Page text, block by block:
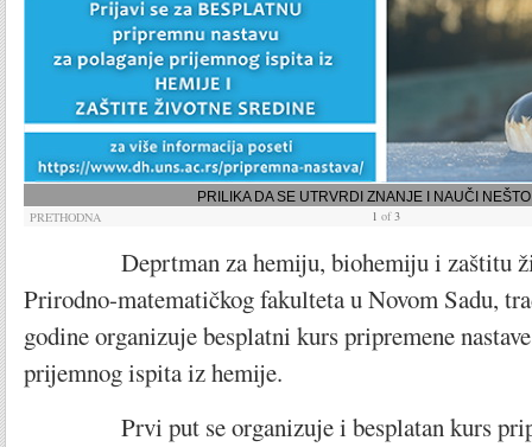
PRILIKA DA SE UTRVRDI ZNANJE I NAUČI
PRETHODNA 1 of3
Deprtman za hemiju, biohemiju i zaštitu
Prirodno-matematičkog fakulteta u Novom Sadu,
godine organizuje besplatni kurs pripremene
prijemnog ispita iz hemije.
Prvi put se organizuje i besplatan kurs